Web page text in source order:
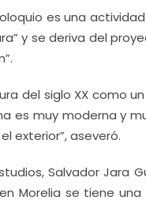
es una
y se deriva del
del siglo XX como
es muy moderna y
exterior”, aseveró.
Salvador Jara
Morelia se tiene